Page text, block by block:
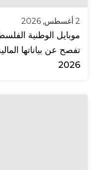
2 أغسطس, 2026
تفصح عن بياناتها
2026